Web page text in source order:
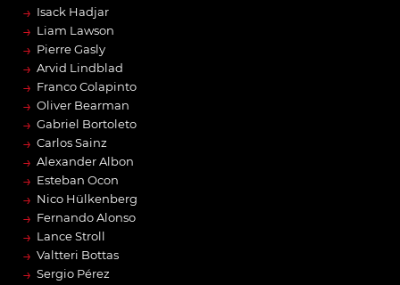
→ Isack Hadjar
→ Liam Lawson
→ Pierre Gasly
→ Arvid Lindblad
→ Franco Colapinto
→ Oliver Bearman
→ Gabriel Bortoleto
→ Carlos Sainz
→ Alexander Albon
→ Esteban Ocon
→ Nico Hülkenberg
→ Fernando Alonso
→ Lance Stroll
→ Valtteri Bottas
→ Sergio Pérez